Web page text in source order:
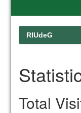
RIUdeG
Total